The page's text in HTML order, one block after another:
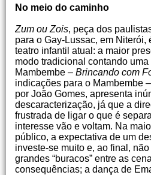
No meio do caminho
Zum ou Zois, peça dos
para o Gay-Lussac, em
teatro infantil atual: a maior
modo tradicional contando
Mambembe – Brincando com
indicações para o Mambembe –
por João Gomes, apresenta
descaracterização, já que a
frustrada de ligar o que é
interesse vão e voltam. Na
público, a expectativa de um
investe-se muito e, ao final,
grandes “buracos” entre as
consequências; a dança de